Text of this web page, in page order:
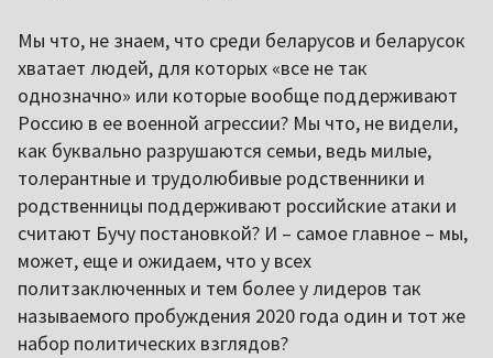
Мы что, не знаем, что среди беларусов и беларусок
хватает людей, для которых «все не так
однозначно» или которые вообще поддерживают
Россию в ее военной агрессии? Мы что, не видели,
как буквально разрушаются семьи, ведь милые,
толерантные и трудолюбивые родственники и
родственницы поддерживают российские атаки и
считают Бучу постановкой? И – самое главное – мы,
может, еще и ожидаем, что у всех
политзаключенных и тем более у лидеров так
называемого пробуждения 2020 года один и тот же
набор политических взглядов?